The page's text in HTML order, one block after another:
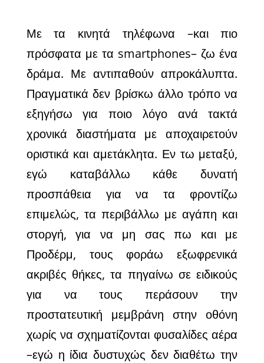
Με τα κινητά τηλέφωνα –και πιο
πρόσφατα με τα smartphones– ζω ένα
δράμα. Με αντιπαθούν απροκάλυπτα.
Πραγματικά δεν βρίσκω άλλο τρόπο να
εξηγήσω για ποιο λόγο ανά τακτά
χρονικά διαστήματα με αποχαιρετούν
οριστικά και αμετάκλητα. Εν τω μεταξύ,
εγώ καταβάλλω κάθε δυνατή
προσπάθεια για να τα φροντίζω
επιμελώς, τα περιβάλλω με αγάπη και
στοργή, για να μη σας πω και με
Προδέρμ, τους φοράω εξωφρενικά
ακριβές θήκες, τα πηγαίνω σε ειδικούς
για να τους περάσουν την
προστατευτική μεμβράνη στην οθόνη
χωρίς να σχηματίζονται φυσαλίδες αέρα
–εγώ η ίδια δυστυχώς δεν διαθέτω την